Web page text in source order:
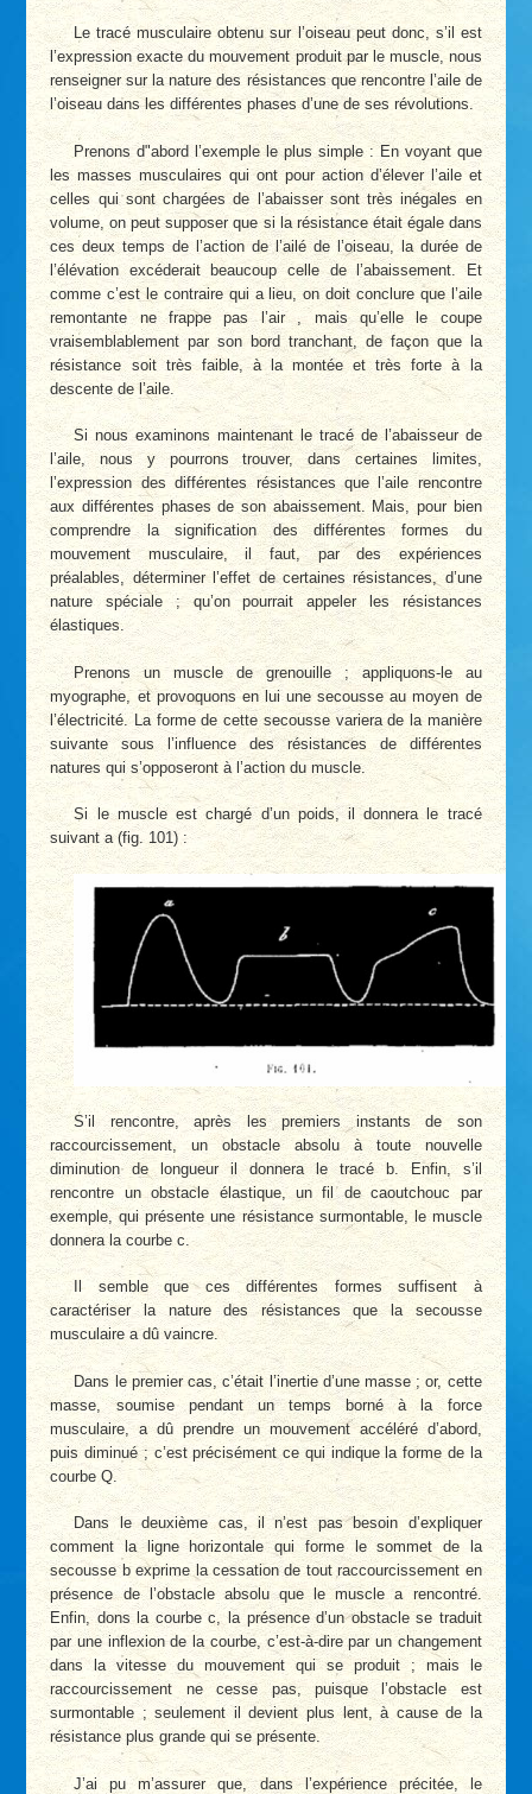
Le tracé musculaire obtenu sur l’oiseau peut donc, s’il est
l’expression exacte du mouvement produit par le muscle, nous
renseigner sur la nature des résistances que rencontre l’aile de
l’oiseau dans les différentes phases d’une de ses révolutions.
Prenons d"abord l’exemple le plus simple : En voyant que
les masses musculaires qui ont pour action d’élever l’aile et
celles qui sont chargées de l’abaisser sont très inégales en
volume, on peut supposer que si la résistance était égale dans
ces deux temps de l’action de l’ailé de l’oiseau, la durée de
l’élévation excéderait beaucoup celle de l’abaissement. Et
comme c’est le contraire qui a lieu, on doit conclure que l’aile
remontante ne frappe pas l’air , mais qu’elle le coupe
vraisemblablement par son bord tranchant, de façon que la
résistance soit très faible, à la montée et très forte à la
descente de l’aile.
Si nous examinons maintenant le tracé de l’abaisseur de
l’aile, nous y pourrons trouver, dans certaines limites,
l’expression des différentes résistances que l’aile rencontre
aux différentes phases de son abaissement. Mais, pour bien
comprendre la signification des différentes formes du
mouvement musculaire, il faut, par des expériences
préalables, déterminer l’effet de certaines résistances, d’une
nature spéciale ; qu’on pourrait appeler les résistances
élastiques.
Prenons un muscle de grenouille ; appliquons-le au
myographe, et provoquons en lui une secousse au moyen de
l’électricité. La forme de cette secousse variera de la manière
suivante sous l’influence des résistances de différentes
natures qui s’opposeront à l’action du muscle.
Si le muscle est chargé d’un poids, il donnera le tracé
suivant a (fig. 101) :
S’il rencontre, après les premiers instants de son
raccourcissement, un obstacle absolu à toute nouvelle
diminution de longueur il donnera le tracé b. Enfin, s’il
rencontre un obstacle élastique, un fil de caoutchouc par
exemple, qui présente une résistance surmontable, le muscle
donnera la courbe c.
Il semble que ces différentes formes suffisent à
caractériser la nature des résistances que la secousse
musculaire a dû vaincre.
Dans le premier cas, c’était l’inertie d’une masse ; or, cette
masse, soumise pendant un temps borné à la force
musculaire, a dû prendre un mouvement accéléré d’abord,
puis diminué ; c’est précisément ce qui indique la forme de la
courbe Q.
Dans le deuxième cas, il n’est pas besoin d’expliquer
comment la ligne horizontale qui forme le sommet de la
secousse b exprime la cessation de tout raccourcissement en
présence de l’obstacle absolu que le muscle a rencontré.
Enfin, dons la courbe c, la présence d’un obstacle se traduit
par une inflexion de la courbe, c’est-à-dire par un changement
dans la vitesse du mouvement qui se produit ; mais le
raccourcissement ne cesse pas, puisque l’obstacle est
surmontable ; seulement il devient plus lent, à cause de la
résistance plus grande qui se présente.
J’ai pu m’assurer que, dans l’expérience précitée, le